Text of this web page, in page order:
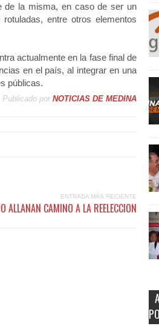
de la misma, en caso de ser un
entre otros elementos
actualmente en la fase final de
en el país, al integrar en una
públicas.
Publicado por NOTICIAS DE MEDINA
ENTRADA MÁS RECIENTE
ALLANAN CAMINO A LA REELECCION